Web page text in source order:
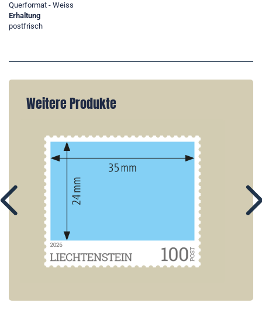
Querformat - Weiss
Erhaltung
postfrisch
Weitere Produkte